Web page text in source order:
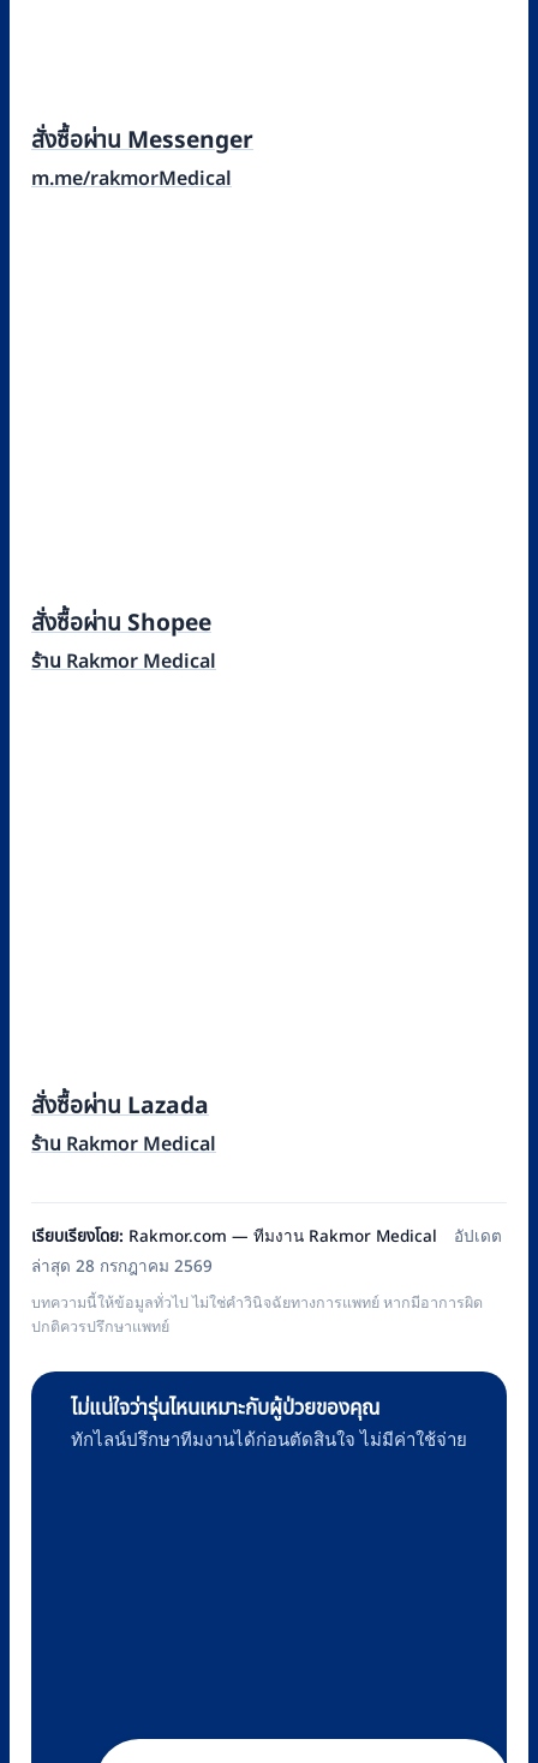
สั่งซื้อผ่าน Messenger
m.me/rakmorMedical
สั่งซื้อผ่าน Shopee
ร้าน Rakmor Medical
สั่งซื้อผ่าน Lazada
ร้าน Rakmor Medical
เรียบเรียงโดย: Rakmor.com — ทีมงาน Rakmor Medical
อัปเดต
ล่าสุด 28 กรกฎาคม 2569
บทความนี้ให้ข้อมูลทั่วไป ไม่ใช่คำวินิจฉัยทางการแพทย์ หากมีอาการผิด
ปกติควรปรึกษาแพทย์
ไม่แน่ใจว่ารุ่นไหนเหมาะกับผู้ป่วยของคุณ
ทักไลน์ปรึกษาทีมงานได้ก่อนตัดสินใจ ไม่มีค่าใช้จ่าย